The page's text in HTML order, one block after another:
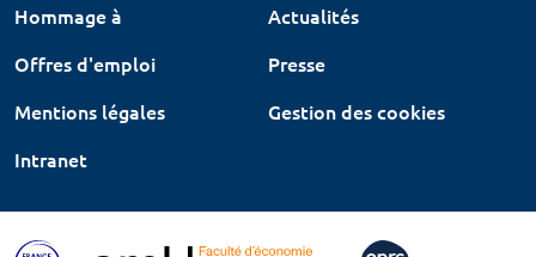
Hommage à
Actualités
Offres d'emploi
Presse
Mentions légales
Gestion des cookies
Intranet